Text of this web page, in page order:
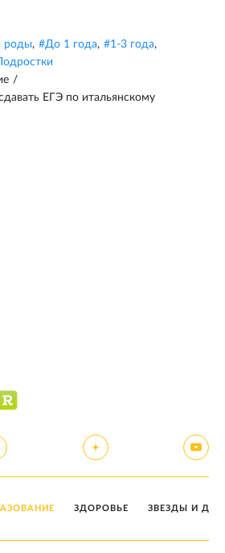
роды, #До 1 года, #1-3 года,
Подростки
/
ЕГЭ по итальянскому
ЗДОРОВЬЕ ЗВЕЗДЫ И